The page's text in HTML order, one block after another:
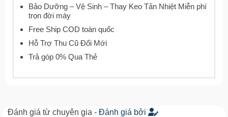
Bảo Dưỡng – Vệ Sinh – Thay Keo Tản Nhiệt Miễn phí
trọn đời máy
Free Ship COD toàn quốc
Hỗ Trợ Thu Cũ Đổi Mới
Trả góp 0% Qua Thẻ
Đánh giá từ chuyên gia - Đánh giá bởi